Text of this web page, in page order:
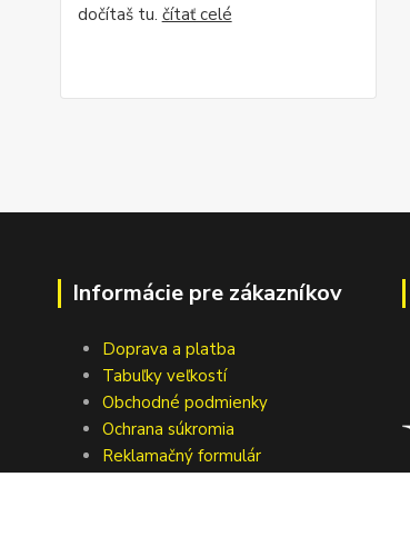
dočítaš tu. čítať celé
Informácie pre zákazníkov
Doprava a platba
Tabuľky veľkostí
Obchodné podmienky
Ochrana súkromia
Reklamačný formulár